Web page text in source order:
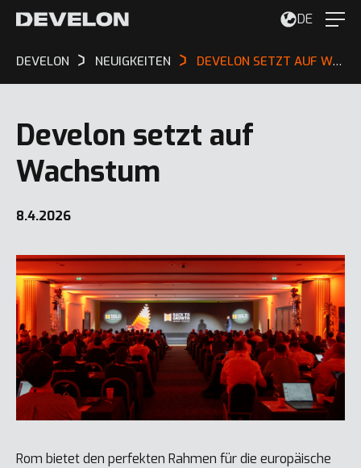
DE
DEVELON NEUIGKEITEN DEVELON SETZT AUF WACHSTUM
Develon setzt auf
Wachstum
8.4.2026
Rom bietet den perfekten Rahmen für die europäische